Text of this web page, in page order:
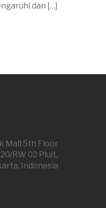
dan […]
Mall 5th Floor
RW 02 Pluit,
Indonesia